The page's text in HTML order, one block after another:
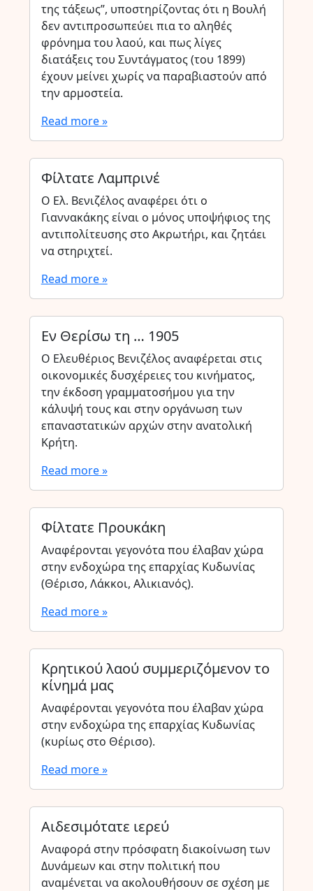
της τάξεως”, υποστηρίζοντας ότι η Βουλή
δεν αντιπροσωπεύει πια το αληθές
φρόνημα του λαού, και πως λίγες
διατάξεις του Συντάγματος (του 1899)
έχουν μείνει χωρίς να παραβιαστούν από
την αρμοστεία.
Read more »
Φίλτατε Λαμπρινέ
Ο Ελ. Βενιζέλος αναφέρει ότι ο
Γιαννακάκης είναι ο μόνος υποψήφιος της
αντιπολίτευσης στο Ακρωτήρι, και ζητάει
να στηριχτεί.
Read more »
Εν Θερίσω τη … 1905
Ο Ελευθέριος Βενιζέλος αναφέρεται στις
οικονομικές δυσχέρειες του κινήματος,
την έκδοση γραμματοσήμου για την
κάλυψή τους και στην οργάνωση των
επαναστατικών αρχών στην ανατολική
Κρήτη.
Read more »
Φίλτατε Προυκάκη
Αναφέρονται γεγονότα που έλαβαν χώρα
στην ενδοχώρα της επαρχίας Κυδωνίας
(Θέρισο, Λάκκοι, Αλικιανός).
Read more »
Κρητικού λαού συμμεριζόμενον το
κίνημά μας
Αναφέρονται γεγονότα που έλαβαν χώρα
στην ενδοχώρα της επαρχίας Κυδωνίας
(κυρίως στο Θέρισο).
Read more »
Αιδεσιμότατε ιερεύ
Αναφορά στην πρόσφατη διακοίνωση των
Δυνάμεων και στην πολιτική που
αναμένεται να ακολουθήσουν σε σχέση με